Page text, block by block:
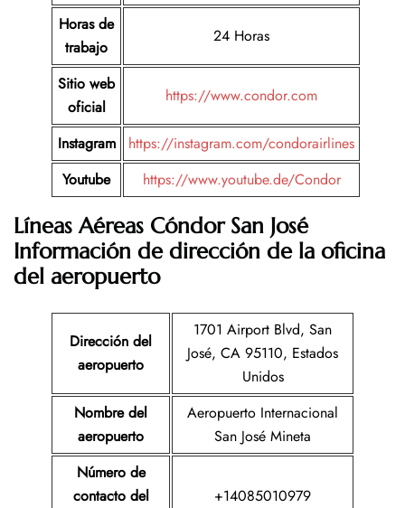
Horas de
trabajo
24 Horas
Sitio web
oficial
https://www.condor.com
Instagram
https://instagram.com/condorairlines
Youtube
https://www.youtube.de/Condor
Líneas Aéreas Cóndor San José
Información de dirección de la oficina
del aeropuerto
Dirección del
aeropuerto
1701 Airport Blvd, San
José, CA 95110, Estados
Unidos
Nombre del
aeropuerto
Aeropuerto Internacional
San José Mineta
Número de
contacto del
+14085010979